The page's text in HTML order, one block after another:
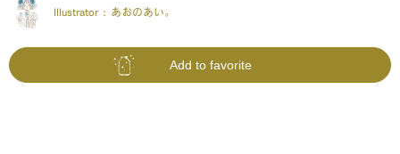
Illustrator : あおのあい。
Add to favorite